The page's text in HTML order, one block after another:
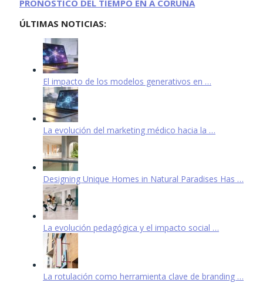
PRONÓSTICO DEL TIEMPO EN A CORUÑA
ÚLTIMAS NOTICIAS:
El impacto de los modelos generativos en …
La evolución del marketing médico hacia la …
Designing Unique Homes in Natural Paradises Has …
La evolución pedagógica y el impacto social …
La rotulación como herramienta clave de branding …